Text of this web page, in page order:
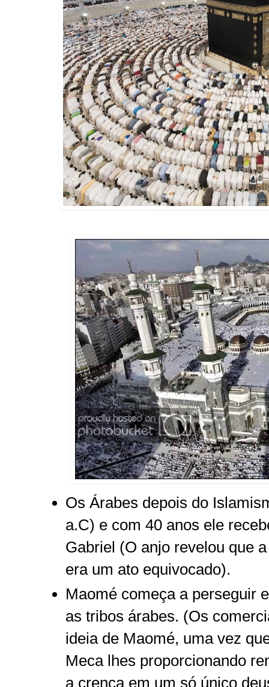
Os Árabes depois do
a.C) e com 40 anos ele
Gabriel (O anjo revelou que
era um ato equivocado).
Maomé começa a perseguir
as tribos árabes. (Os
ideia de Maomé, uma vez
Meca lhes proporcionando
a crença em um só único